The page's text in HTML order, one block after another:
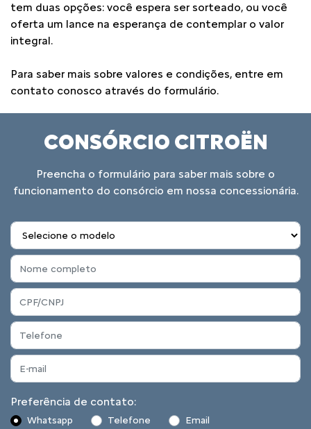
tem duas opções: você espera ser sorteado, ou você
oferta um lance na esperança de contemplar o valor
integral.
Para saber mais sobre valores e condições, entre em
contato conosco através do formulário.
CONSÓRCIO CITROËN
Preencha o formulário para saber mais sobre o
funcionamento do consórcio em nossa concessionária.
Preferência de contato:
Whatsapp Telefone Email